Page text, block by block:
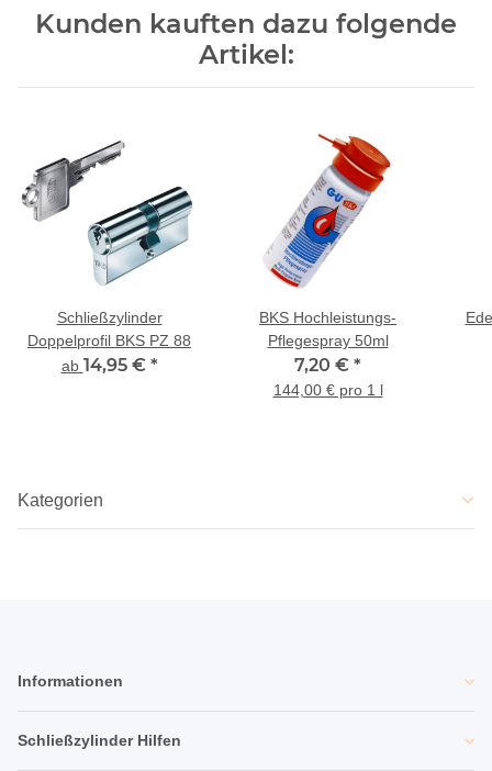
Kunden kauften dazu folgende
Artikel:
Schließzylinder
Doppelprofil BKS PZ 88
ab 14,95 € *
BKS Hochleistungs-
Pflegespray 50ml
7,20 € *
144,00 € pro 1 l
Kategorien
Informationen
Schließzylinder Hilfen